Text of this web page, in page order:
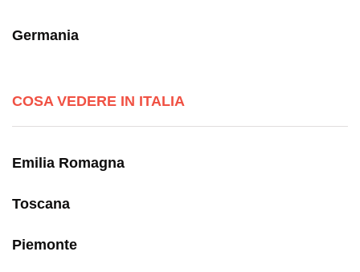
Germania
COSA VEDERE IN ITALIA
Emilia Romagna
Toscana
Piemonte